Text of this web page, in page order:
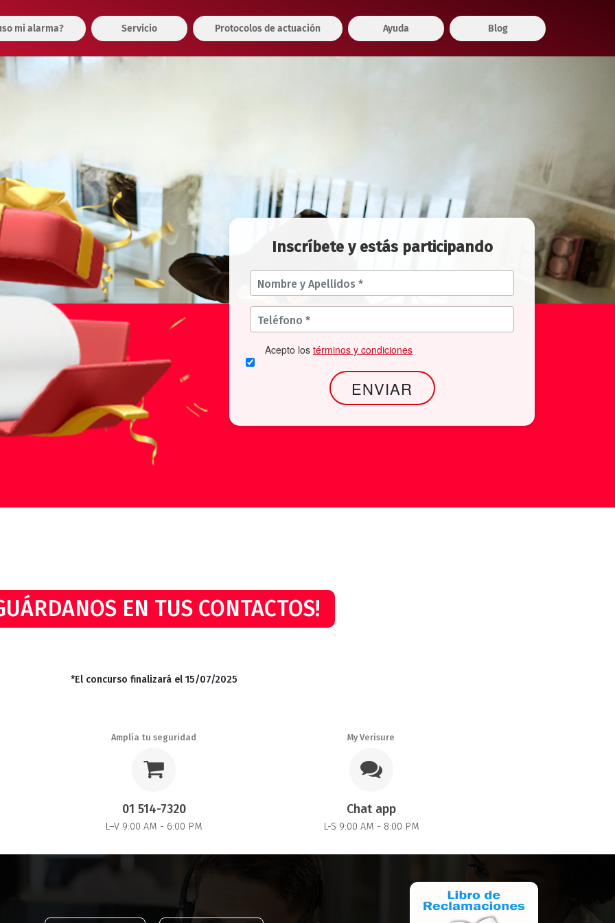
mi alarma? Servicio Protocolos de actuación Ayuda Blog
Inscríbete y estás participando
Acepto los términos y condiciones
EN TUS CONTACTOS!
*El concurso finalizará el 15/07/2025
Amplía tu seguridad
01 514-7320
L–V 9:00 AM - 6:00 PM
My Verisure
Chat app
L-S 9:00 AM - 8:00 PM